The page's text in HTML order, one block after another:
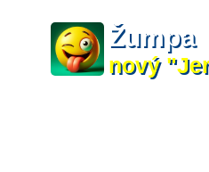
Žumpa
nový